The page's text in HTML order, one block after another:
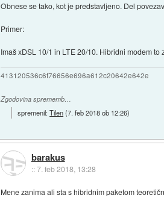
Obnese se tako, kot je predstavljeno. Del
Primer:
Imaš xDSL 10/1 in LTE 20/10. Hibridni modem
413120536c6f76656e696a612c20642e642e
Zgodovina sprememb…
spremenil:Tilen(7. feb 2018 ob 12:26)
barakus
::7. feb 2018, 13:28
Mene zanima ali sta s hibridnim paketom